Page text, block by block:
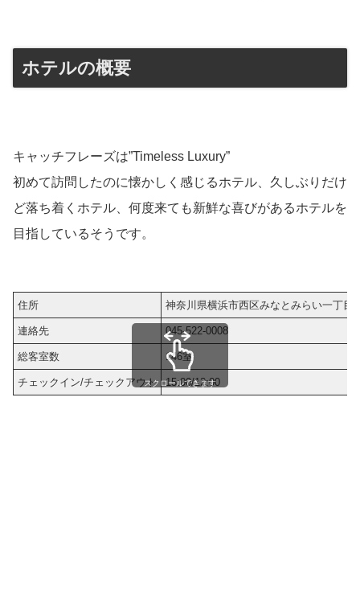
ホテルの概要
キャッチフレーズは”Timeless Luxury”
初めて訪問したのに懐かしく感じるホテル、久しぶりだけ
ど落ち着くホテル、何度来ても新鮮な喜びがあるホテルを
目指しているそうです。
住所 神奈川県横浜市西区みなとみらい一丁目
連絡先 045-522-0008
総客室数 146室
チェックイン/チェックアウト 15:00/12:00
スクロールできます